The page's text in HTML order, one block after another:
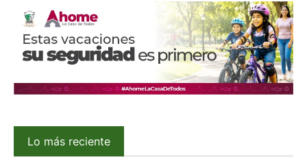
Lo más reciente